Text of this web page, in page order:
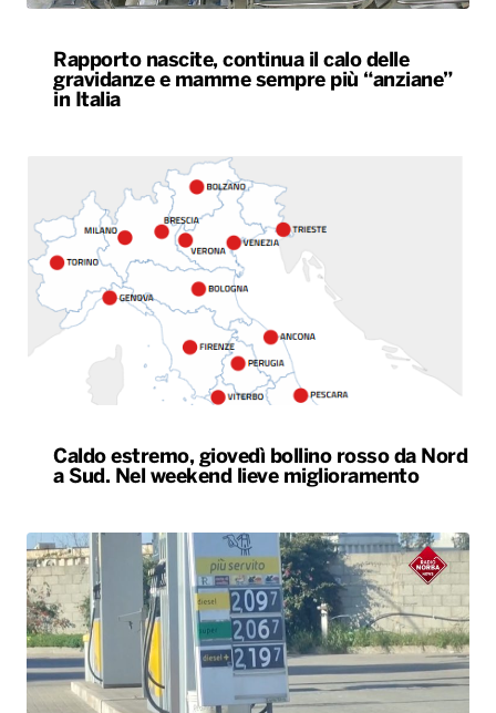
Rapporto nascite, continua il calo delle
gravidanze e mamme sempre più “anziane”
in Italia
Caldo estremo, giovedì bollino rosso da Nord
a Sud. Nel weekend lieve miglioramento